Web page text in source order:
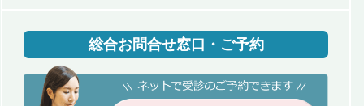
総合お問合せ窓口・ご予約